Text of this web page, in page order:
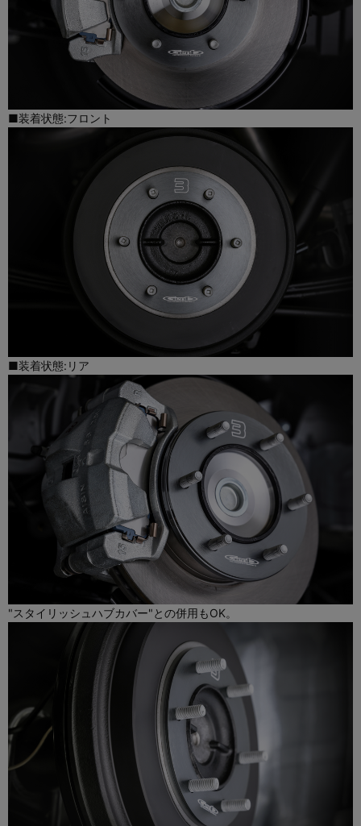
■装着状態:フロント
■装着状態:リア
"スタイリッシュハブカバー"との併用もOK。